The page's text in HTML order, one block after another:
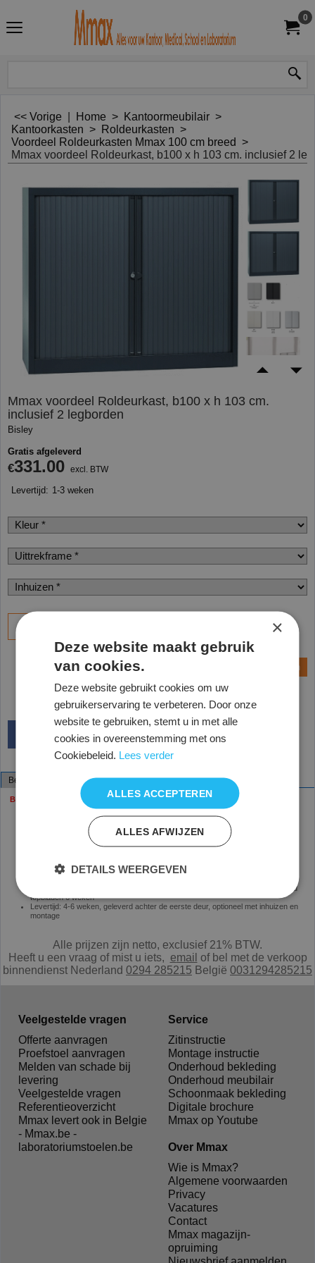
0
<< Vorige Home > Kantoormeubilair >
Kantoorkasten > Roldeurkasten >
Voordeel Roldeurkasten Mmax 100 cm breed >
Mmax voordeel Roldeurkast, b100 x h 103 cm. inclusief 2
Mmax voordeel Roldeurkast, b100 x h 103 cm.
inclusief 2 legborden
Bisley
Gratis afgeleverd
€331.00 excl. BTW
Levertijd: 1-3 weken
Vraag een offerte aan
Beschrijving Specificaties
Bij bestelling vanaf 2 kasten 5% extra korting.
Jalouziedeurkast met horizontaal glijdende deuren
Afmeting; h 103 xb 100
Gelaste stalen romp, interieur uitsluitend zwart geleverd
Voorzien van 4 justeerdoppen die van binnen en buiten af te stellen zijn
Inclusief 2 legborden
Optioneel een melamine/hout topblad in de kleur krijt wit of Robson eik, levertijd
topbladen 6 weken
Levertijd: 4-6 weken, geleverd achter de eerste deur, optioneel met inhuizen en
montage
Alle prijzen zijn netto, exclusief 21% BTW.
Heeft u een vraag of mist u iets, email of bel met de verkoop
binnendienst Nederland 0294 285215 België 0031294285215
Veelgestelde vragen
Offerte aanvragen
Proefstoel aanvragen
Melden van schade bij
levering
Veelgestelde vragen
Referentieoverzicht
Mmax levert ook in Belgie
- Mmax.be -
laboratoriumstoelen.be
Service
Zitinstructie
Montage instructie
Onderhoud bekleding
Onderhoud meubilair
Schoonmaak bekleding
Digitale brochure
Mmax op Youtube
Over Mmax
Wie is Mmax?
Algemene voorwaarden
Privacy
Vacatures
Contact
Mmax magazijn-
opruiming
×
Deze website maakt gebruik
van cookies.
Deze website gebruikt cookies om uw
gebruikerservaring te verbeteren. Door onze
website te gebruiken, stemt u in met alle
cookies in overeenstemming met ons
Cookiebeleid. Lees verder
ALLES ACCEPTEREN
ALLES AFWIJZEN
DETAILS WEERGEVEN